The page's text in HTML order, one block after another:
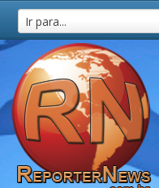
Ir para...